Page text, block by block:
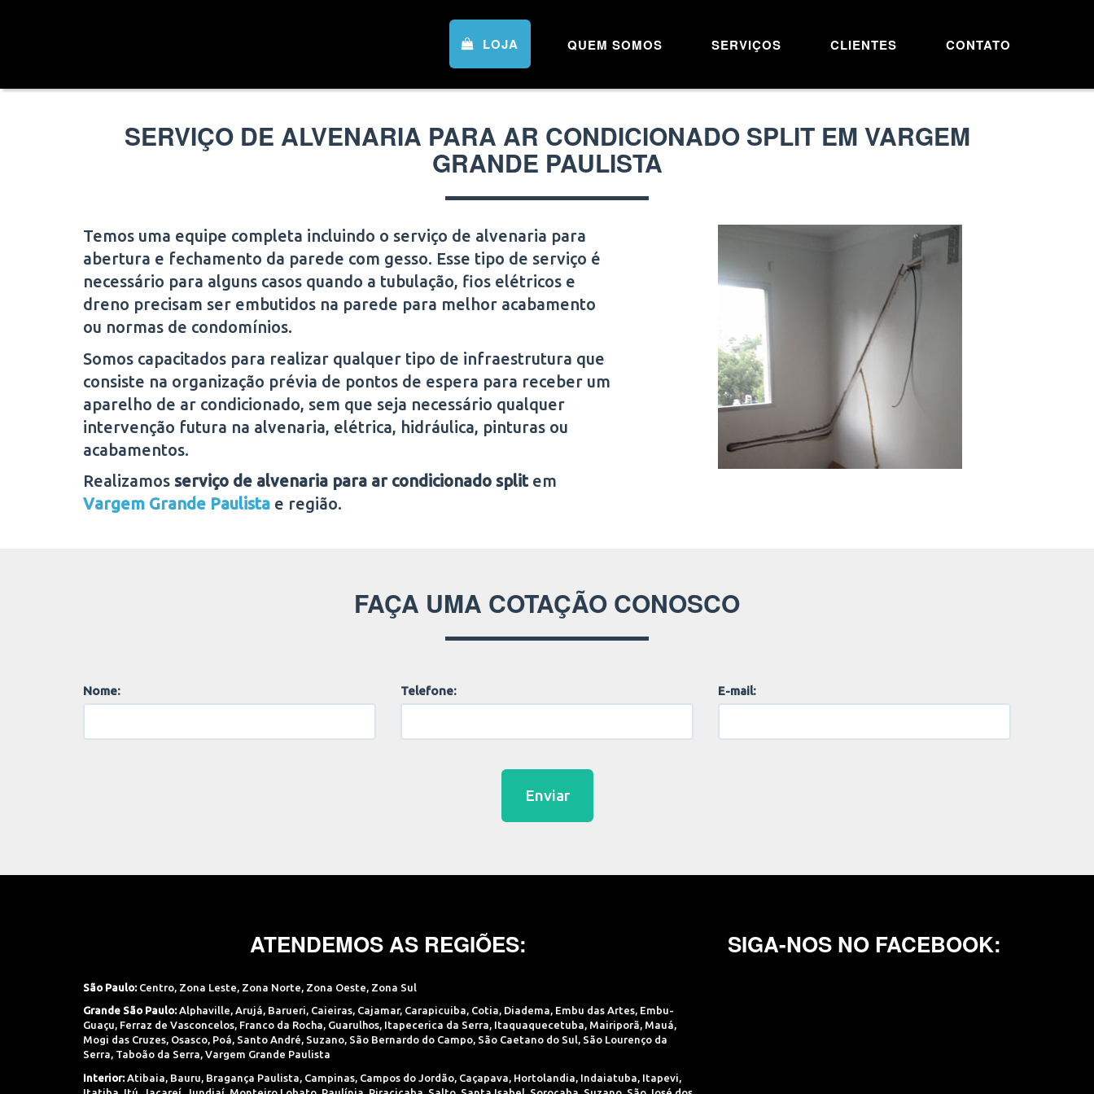
LOJA QUEM SOMOS SERVIÇOS CLIENTES CONTATO
SERVIÇO DE ALVENARIA PARA AR CONDICIONADO SPLIT EM VARGEM
GRANDE PAULISTA
Temos uma equipe completa incluindo o serviço de alvenaria para
abertura e fechamento da parede com gesso. Esse tipo de serviço é
necessário para alguns casos quando a tubulação, fios elétricos e
dreno precisam ser embutidos na parede para melhor acabamento
ou normas de condomínios.
Somos capacitados para realizar qualquer tipo de infraestrutura que
consiste na organização prévia de pontos de espera para receber um
aparelho de ar condicionado, sem que seja necessário qualquer
intervenção futura na alvenaria, elétrica, hidráulica, pinturas ou
acabamentos.
Realizamos serviço de alvenaria para ar condicionado splitem
Vargem Grande Paulista e região.
FAÇA UMA COTAÇÃO CONOSCO
Nome: Telefone: E-mail:
Enviar
ATENDEMOS AS REGIÕES:
São Paulo: Centro Zona Leste Zona Norte Zona Oeste Zona Sul
Grande São Paulo: Alphaville, Arujá, Barueri, Caieiras, Cajamar, Carapicuiba, Cotia, Diadema, Embu das Artes, Embu-
Guaçu, Ferraz de Vasconcelos, Franco da Rocha, Guarulhos, Itapecerica da Serra, Itaquaquecetuba, Mairiporã, Mauá,
Mogi das Cruzes, Osasco, Poá, Santo André, Suzano, São Bernardo do Campo, São Caetano do Sul, São Lourenço da
Serra, Taboão da Serra, Vargem Grande Paulista
Interior: Atibaia Bauru Bragança Paulista Campinas Campos do Jordão Caçapava Hortolandia Indaiatuba Itapevi
SIGA-NOS NO FACEBOOK: